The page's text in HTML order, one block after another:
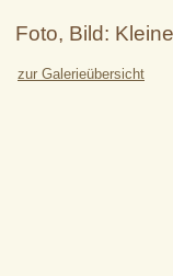
Foto, Bild:
zur Galerieübersicht
Übersicht
nächstes Foto